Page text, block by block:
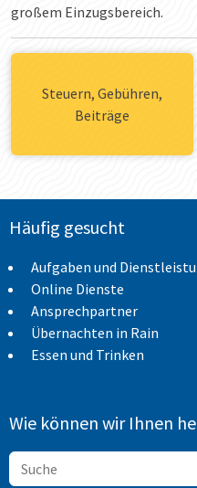
großem Einzugsbereich.
Steuern, Gebühren,
Beiträge
Häufig gesucht
Aufgaben und
Online Dienste
Ansprechpartner
Übernachten in Rain
Essen und Trinken
Wie können wir Ihnen